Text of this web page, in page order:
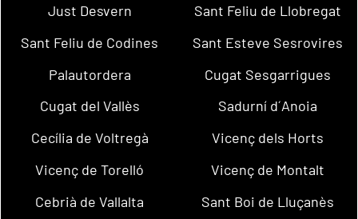
Just Desvern
Sant Feliu de Llobregat
Sant Feliu de Codines
Sant Esteve Sesrovires
Palautordera
Cugat Sesgarrigues
Cugat del Vallès
Sadurní d´Anoia
Cecília de Voltregà
Vicenç dels Horts
Vicenç de Torelló
Vicenç de Montalt
Cebrià de Vallalta
Sant Boi de Lluçanès